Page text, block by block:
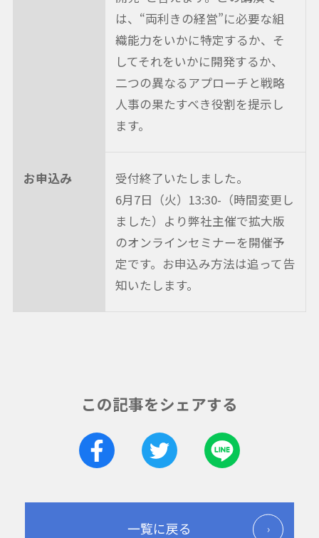
は、“両利きの経営”に必要な組
織能力をいかに特定するか、そ
してそれをいかに開発するか、
二つの異なるアプローチと戦略
人事の果たすべき役割を提示し
ます。
お申込み
受付終了いたしました。
6月7日（火）13:30-（時間変更し
ました）より弊社主催で拡大版
のオンラインセミナーを開催予
定です。お申込み方法は追って告
知いたします。
この記事をシェアする
一覧に戻る